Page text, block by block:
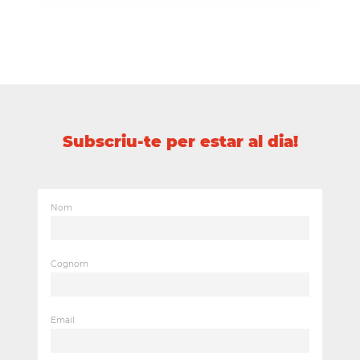
Subscriu-te per estar al dia!
Nom
Cognom
Email